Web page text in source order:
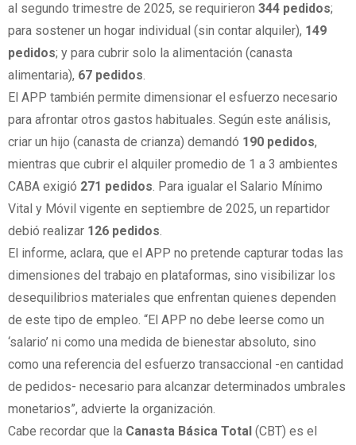
al segundo trimestre de 2025, se requirieron 344 pedidos;
para sostener un hogar individual (sin contar alquiler), 149
pedidos; y para cubrir solo la alimentación (canasta
alimentaria), 67 pedidos.
El APP también permite dimensionar el esfuerzo necesario
para afrontar otros gastos habituales. Según este análisis,
criar un hijo (canasta de crianza) demandó 190 pedidos,
mientras que cubrir el alquiler promedio de 1 a 3 ambientes
CABA exigió 271 pedidos. Para igualar el Salario Mínimo
Vital y Móvil vigente en septiembre de 2025, un repartidor
debió realizar 126 pedidos.
El informe, aclara, que el APP no pretende capturar todas las
dimensiones del trabajo en plataformas, sino visibilizar los
desequilibrios materiales que enfrentan quienes dependen
de este tipo de empleo. “El APP no debe leerse como un
‘salario’ ni como una medida de bienestar absoluto, sino
como una referencia del esfuerzo transaccional -en cantidad
de pedidos- necesario para alcanzar determinados umbrales
monetarios”, advierte la organización.
Cabe recordar que la Canasta Básica Total (CBT) es el